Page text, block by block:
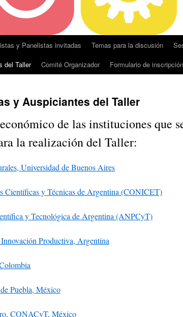
y Panelistas invitadas Temas para la discusión
del Taller
Comité Organizador Formulario de inscripción
y Auspiciantes del Taller
de las instituciones que
la realización del Taller:
Universidad de Buenos Aires
Científicas y Técnicas de Argentina (CONICET)
y Tecnológica de Argentina (ANPCyT)
Productiva, Argentina
Puebla, México
CONACyT, México